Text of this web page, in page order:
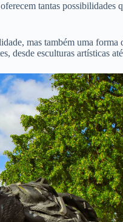
tantas
mas também uma
desde esculturas artísticas